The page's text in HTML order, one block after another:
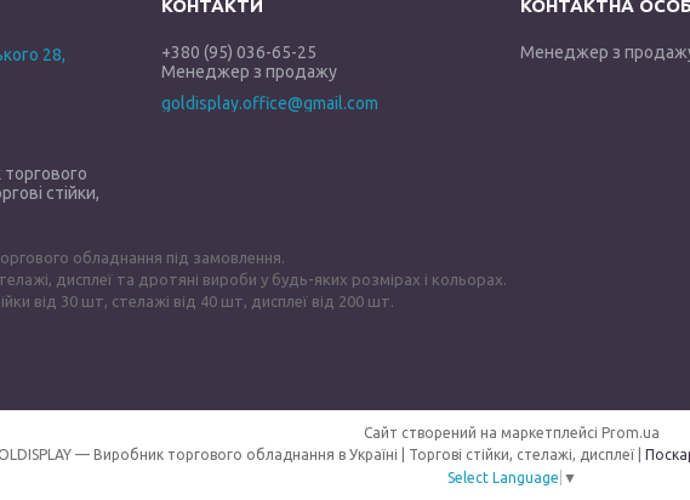
28,
стійки,
+380 (95) 036-65-25
Менеджер з продажу
goldisplay.office@gmail.com
Менеджер з
обладнання під замовлення.
дисплеї та дротяні вироби у будь-яких розмірах і кольорах.
від 30 шт, стелажі від 40 шт, дисплеї від 200 шт.
Сайт створений на маркетплейсі Prom.ua
Select Language ▼